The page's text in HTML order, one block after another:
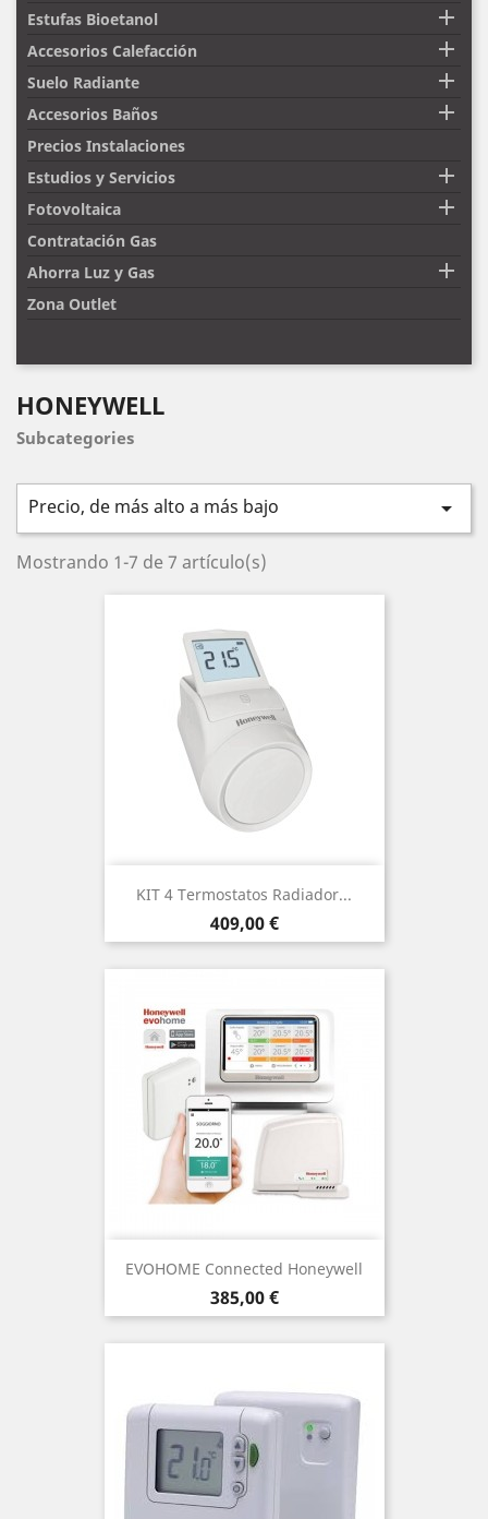
Estufas Bioetanol 
Accesorios Calefacción 
Suelo Radiante 
Accesorios Baños 
Precios Instalaciones
Estudios y Servicios

Fotovoltaica 
Contratación Gas
Ahorra Luz y Gas

Zona Outlet
HONEYWELL
Subcategories
Precio, de más alto a más bajo 
Mostrando 1-7 de 7 artículo(s)
KIT 4 Termostatos Radiador...
Precio
409,00 €
EVOHOME Connected Honeywell
Precio
385,00 €